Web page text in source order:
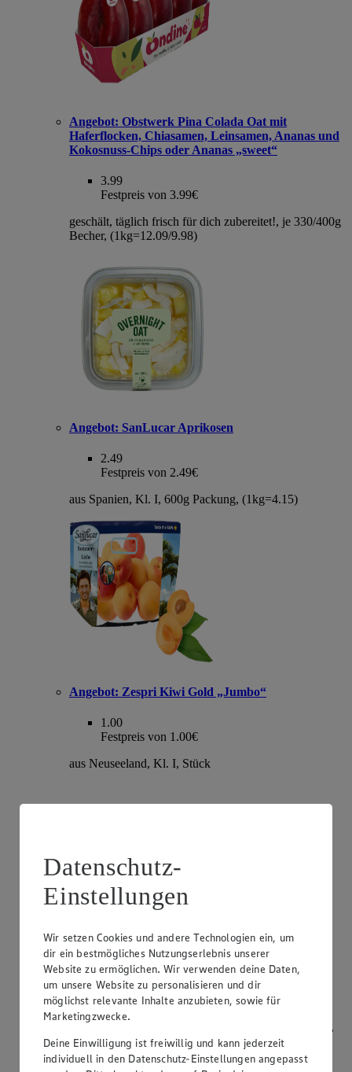
Angebot: Obstwerk Pina Colada Oat mit
Haferflocken, Chiasamen, Leinsamen, Ananas und
Kokosnuss-Chips oder Ananas „sweet“
3.99
Festpreis von 3.99€
geschält, täglich frisch für dich zubereitet!, je 330/400g
Becher, (1kg=12.09/9.98)
Angebot: SanLucar Aprikosen
2.49
Festpreis von 2.49€
aus Spanien, Kl. I, 600g Packung, (1kg=4.15)
Angebot: Zespri Kiwi Gold „Jumbo“
1.00
Festpreis von 1.00€
aus Neuseeland, Kl. I, Stück
Angebot:Champignons
1.79
Festpreis von 1.79€
weiß oder braun, aus Bayern, Kl. I, je 250g Packung,
(1kg=7.16)
Datenschutz-
Einstellungen
Wir setzen Cookies und andere Technologien ein, um
dir ein bestmögliches Nutzungserlebnis unserer
Website zu ermöglichen. Wir verwenden deine Daten,
um unsere Website zu personalisieren und dir
möglichst relevante Inhalte anzubieten, sowie für
Marketingzwecke.
Deine Einwilligung ist freiwillig und kann jederzeit
individuell in den Datenschutz-Einstellungen angepasst